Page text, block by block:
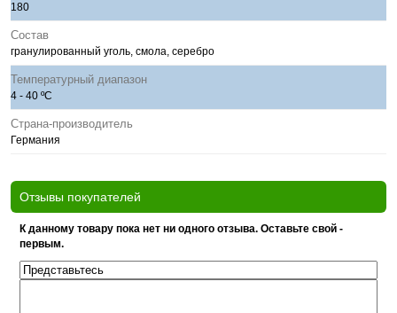
180
Состав
гранулированный уголь, смола, серебро
Температурный диапазон
4 - 40 ºС
Страна-производитель
Германия
Отзывы покупателей
К данному товару пока нет ни одного отзыва. Оставьте свой -
первым.